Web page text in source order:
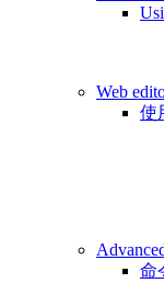
Web
使
命